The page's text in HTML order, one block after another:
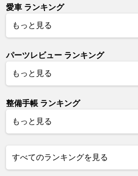
愛車 ランキング
もっと見る
パーツレビュー ランキング
もっと見る
整備手帳 ランキング
もっと見る
すべてのランキングを見る